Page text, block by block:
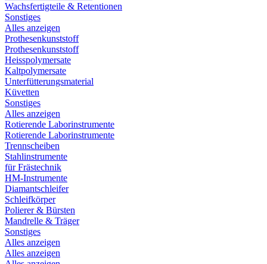
Wachsfertigteile & Retentionen
Sonstiges
Alles anzeigen
Prothesenkunststoff
Prothesenkunststoff
Heisspolymersate
Kaltpolymersate
Unterfütterungsmaterial
Küvetten
Sonstiges
Alles anzeigen
Rotierende Laborinstrumente
Rotierende Laborinstrumente
Trennscheiben
Stahlinstrumente
für Frästechnik
HM-Instrumente
Diamantschleifer
Schleifkörper
Polierer & Bürsten
Mandrelle & Träger
Sonstiges
Alles anzeigen
Alles anzeigen